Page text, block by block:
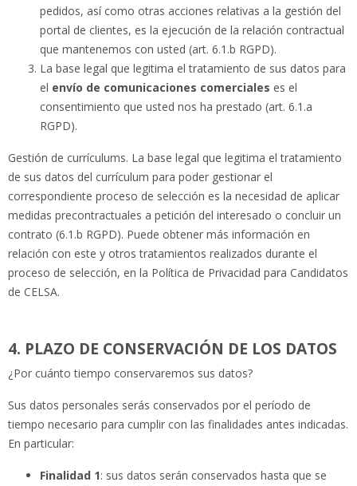
pedidos, así como otras acciones relativas a la gestión del
portal de clientes, es la ejecución de la relación contractual
que mantenemos con usted (art. 6.1.b RGPD).
La base legal que legitima el tratamiento de sus datos para
el envío de comunicaciones comerciales es el
consentimiento que usted nos ha prestado (art. 6.1.a
RGPD).
Gestión de currículums. La base legal que legitima el tratamiento
de sus datos del currículum para poder gestionar el
correspondiente proceso de selección es la necesidad de aplicar
medidas precontractuales a petición del interesado o concluir un
contrato (6.1.b RGPD). Puede obtener más información en
relación con este y otros tratamientos realizados durante el
proceso de selección, en la Política de Privacidad para Candidatos
de CELSA.
4. PLAZO DE CONSERVACIÓN DE LOS DATOS
¿Por cuánto tiempo conservaremos sus datos?
Sus datos personales serás conservados por el período de
tiempo necesario para cumplir con las finalidades antes indicadas.
En particular:
Finalidad 1: sus datos serán conservados hasta que se